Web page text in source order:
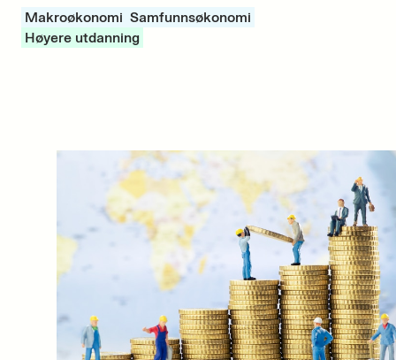
Makroøkonomi Samfunnsøkonomi
Høyere utdanning